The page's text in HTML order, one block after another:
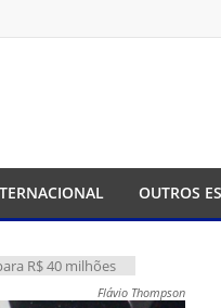
OUTROS
R$ 40 milhões
Flávio Thompson